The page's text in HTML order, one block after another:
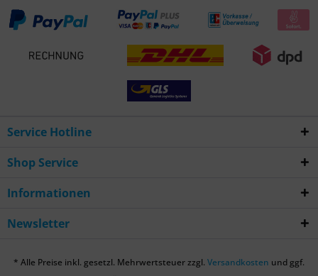
Service Hotline
Shop Service
Informationen
Newsletter
* Alle Preise inkl. gesetzl. Mehrwertsteuer zzgl. Versandkosten und ggf.